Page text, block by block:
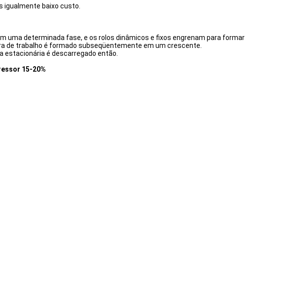
igualmente baixo custo.
uma determinada fase, e os rolos dinâmicos e fixos engrenam para formar
de trabalho é formado subseqüentemente em um crescente.
estacionária é descarregado então.
15-20%